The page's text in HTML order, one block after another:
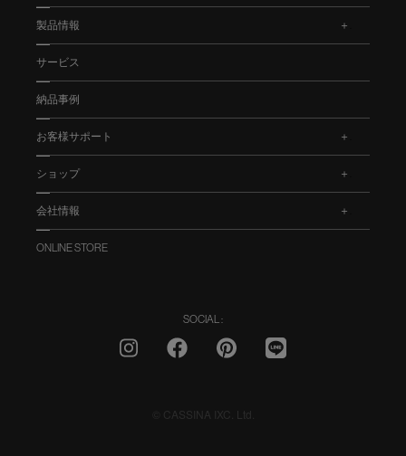
製品情報
サービス
納品事例
お客様サポート
ショップ
会社情報
ONLINE STORE
SOCIAL :
© CASSINA IXC. Ltd.